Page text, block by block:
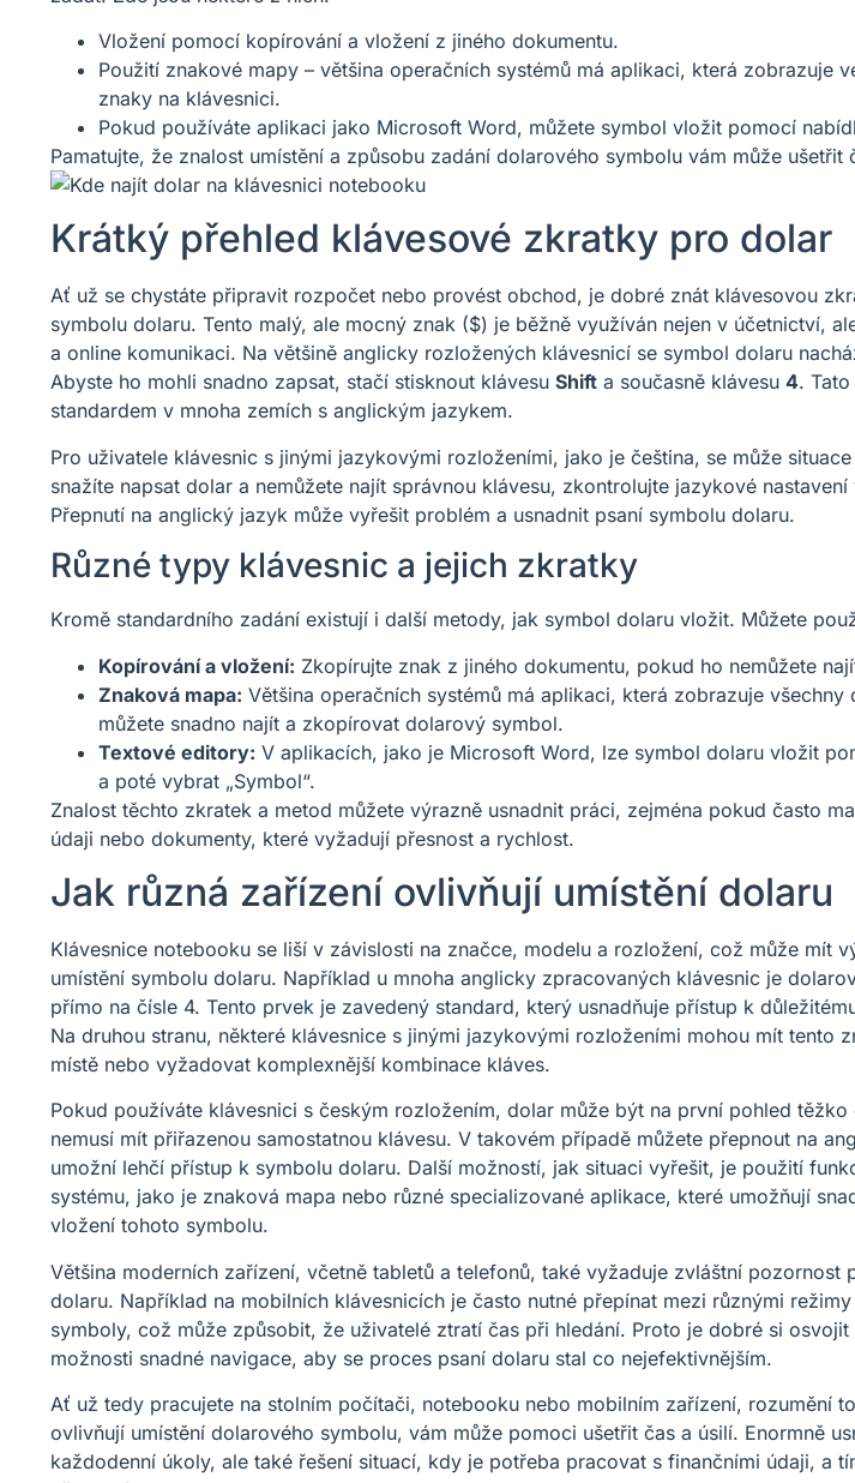
Vložení pomocí kopírování a vložení z jiného dokumentu.
Použití znakové mapy – většina operačních systémů má aplikaci, která zobrazuje
znaky na klávesnici.
Pokud používáte aplikaci jako Microsoft Word, můžete symbol vložit pomocí
Pamatujte, že znalost umístění a způsobu zadání dolarového symbolu vám může ušetřit
Krátký přehled klávesové zkratky pro dolar
Ať už se chystáte připravit rozpočet nebo provést obchod, je dobré znát klávesovou
symbolu dolaru. Tento malý, ale mocný znak ($) je běžně využíván nejen v účetnictví,
a online komunikaci. Na většině anglicky rozložených klávesnicí se symbol dolaru
Abyste ho mohli snadno zapsat, stačí stisknout klávesu Shift a současně klávesu 4.
standardem v mnoha zemích s anglickým jazykem.
Pro uživatele klávesnic s jinými jazykovými rozloženími, jako je čeština, se může
snažíte napsat dolar a nemůžete najít správnou klávesu, zkontrolujte jazykové nastavení
Přepnutí na anglický jazyk může vyřešit problém a usnadnit psaní symbolu dolaru.
Různé typy klávesnic a jejich zkratky
Kromě standardního zadání existují i další metody, jak symbol dolaru vložit. Můžete
Kopírování a vložení: Zkopírujte znak z jiného dokumentu, pokud ho nemůžete
Znaková mapa: Většina operačních systémů má aplikaci, která zobrazuje všechny
můžete snadno najít a zkopírovat dolarový symbol.
Textové editory: V aplikacích, jako je Microsoft Word, lze symbol dolaru vložit
a poté vybrat „Symbol“.
Znalost těchto zkratek a metod můžete výrazně usnadnit práci, zejména pokud často
údaji nebo dokumenty, které vyžadují přesnost a rychlost.
Jak různá zařízení ovlivňují umístění dolaru
Klávesnice notebooku se liší v závislosti na značce, modelu a rozložení, což může mít
umístění symbolu dolaru. Například u mnoha anglicky zpracovaných klávesnic je
přímo na čísle 4. Tento prvek je zavedený standard, který usnadňuje přístup k
Na druhou stranu, některé klávesnice s jinými jazykovými rozloženími mohou mít tento
místě nebo vyžadovat komplexnější kombinace kláves.
Pokud používáte klávesnici s českým rozložením, dolar může být na první pohled
nemusí mít přiřazenou samostatnou klávesu. V takovém případě můžete přepnout na
umožní lehčí přístup k symbolu dolaru. Další možností, jak situaci vyřešit, je použití
systému, jako je znaková mapa nebo různé specializované aplikace, které umožňují
vložení tohoto symbolu.
Většina moderních zařízení, včetně tabletů a telefonů, také vyžaduje zvláštní pozornost
dolaru. Například na mobilních klávesnicích je často nutné přepínat mezi různými
symboly, což může způsobit, že uživatelé ztratí čas při hledání. Proto je dobré si
možnosti snadné navigace, aby se proces psaní dolaru stal co nejefektivnějším.
Ať už tedy pracujete na stolním počítači, notebooku nebo mobilním zařízení, rozumění
ovlivňují umístění dolarového symbolu, vám může pomoci ušetřit čas a úsilí. Enormně
každodenní úkoly, ale také řešení situací, kdy je potřeba pracovat s finančními údaji, a